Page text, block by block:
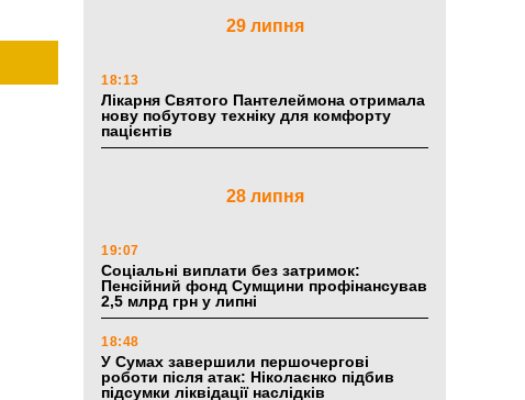
29 липня
18:13
Лікарня Святого Пантелеймона отримала
нову побутову техніку для комфорту
пацієнтів
28 липня
19:07
Соціальні виплати без затримок:
Пенсійний фонд Сумщини профінансував
2,5 млрд грн у липні
18:48
У Сумах завершили першочергові
роботи після атак: Ніколаєнко підбив
підсумки ліквідації наслідків